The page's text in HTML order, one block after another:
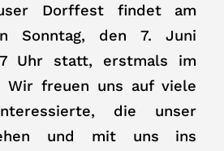
Dorffest findet am
Sonntag, den 7. Juni
Uhr statt, erstmals im
Wir freuen uns auf viele
die unser
und mit uns ins